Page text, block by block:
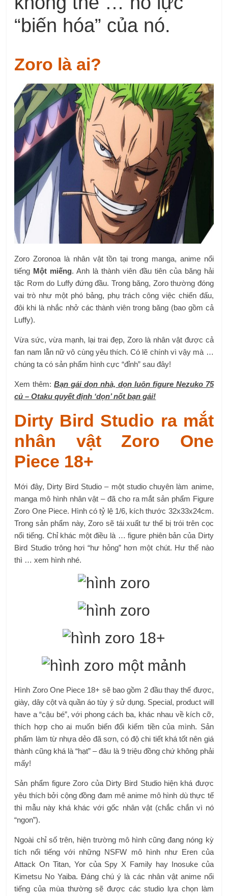
“biến hóa” của nó.
Zoro là ai?
Zoro Zoronoa là nhân vật tồn tại trong manga, anime nổi
tiếng Một miếng. Anh là thành viên đầu tiên của băng hải
tặc Rơm do Luffy đứng đầu. Trong băng, Zoro thường đóng
vai trò như một phó bảng, phụ trách công việc chiến đấu,
đôi khi là nhắc nhở các thành viên trong băng (bao gồm cả
Luffy).
Vừa sức, vừa mạnh, lại trai đẹp, Zoro là nhân vật được cả
fan nam lẫn nữ vô cùng yêu thích. Có lẽ chính vì vậy mà …
chúng ta có sản phẩm hình cực “đỉnh” sau đây!
Xem thêm:Bạn gái dọn nhà, dọn luôn figure Nezuko 75
củ – Otaku quyết định ‘dọn’ nốt bạn gái!
Dirty Bird Studio ra mắt
nhân vật Zoro One
Piece 18+
Mới đây, Dirty Bird Studio – một studio chuyên làm anime,
manga mô hình nhân vật – đã cho ra mắt sản phẩm Figure
Zoro One Piece. Hình có tỷ lệ 1/6, kích thước 32x33x24cm.
Trong sản phẩm này, Zoro sẽ tái xuất tư thế bị trói trên cọc
nổi tiếng. Chỉ khác một điều là … figure phiên bản của Dirty
Bird Studio trông hơi “hư hỏng” hơn một chút. Hư thế nào
thì … xem hình nhé.
Hình Zoro One Piece 18+ sẽ bao gồm 2 đầu thay thế được,
giày, dây cột và quần áo tùy ý sử dụng. Special, product will
have a “cậu bé”, với phong cách ba, khác nhau về kích cỡ,
thích hợp cho ai muốn biến đổi kiếm tiền của mình. Sản
phẩm làm từ nhựa dẻo đã sơn, có độ chi tiết khá tốt nên giá
thành cũng khá là “hạt” – đâu là 9 triệu đồng chứ không phải
mấy!
Sản phẩm figure Zoro của Dirty Bird Studio hiện khá được
yêu thích bởi cộng đồng đam mê anime mô hình dù thực tế
thì mẫu này khá khác với gốc nhân vật (chắc chắn vì nó
“ngon”).
Ngoài chỉ số trên, hiện trường mô hình cũng đang nóng kỳ
tích nổi tiếng với những NSFW mô hình như Eren của
Attack On Titan, Yor của Spy X Family hay Inosuke của
Kimetsu No Yaiba. Đáng chú ý là các nhân vật anime nổi
tiếng của mùa thường sẽ được các studio lựa chọn làm